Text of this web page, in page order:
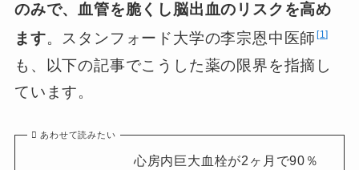
のみで、血管を脆くし脳出血のリスクを高め
ます。スタンフォード大学の李宗恩中医師 1
も、以下の記事でこうした薬の限界を指摘し
ています。
あわせて読みたい
心房内巨大血栓が2ヶ月で90％